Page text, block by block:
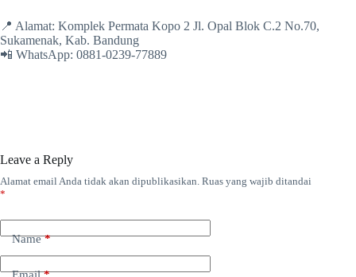
📍 Alamat: Komplek Permata Kopo 2 Jl. Opal Blok C.2 No.70,
Sukamenak, Kab. Bandung
📲 WhatsApp: 0881-0239-77889
Leave a Reply
Alamat email Anda tidak akan dipublikasikan. Ruas yang wajib ditandai
*
Name*